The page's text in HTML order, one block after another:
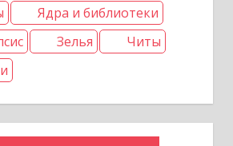
Ядра и библиотеки
Зелья
Читы